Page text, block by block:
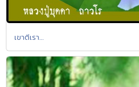
เขาตีเรา...